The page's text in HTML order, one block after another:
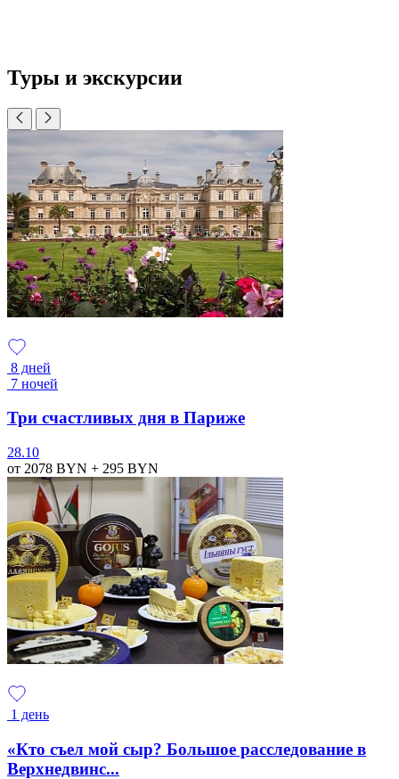
Туры и экскурсии
8 дней
7 ночей
Три счастливых дня в Париже
28.10
от 2078 BYN + 295 BYN
1 день
«Кто съел мой сыр? Большое расследование в
Верхнедвинс...